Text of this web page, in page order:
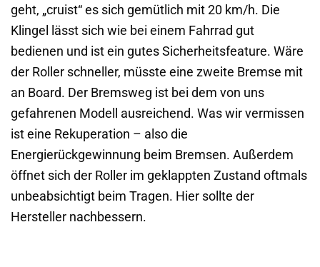
geht, „cruist“ es sich gemütlich mit 20 km/h. Die
Klingel lässt sich wie bei einem Fahrrad gut
bedienen und ist ein gutes Sicherheitsfeature. Wäre
der Roller schneller, müsste eine zweite Bremse mit
an Board. Der Bremsweg ist bei dem von uns
gefahrenen Modell ausreichend. Was wir vermissen
ist eine Rekuperation – also die
Energierückgewinnung beim Bremsen. Außerdem
öffnet sich der Roller im geklappten Zustand oftmals
unbeabsichtigt beim Tragen. Hier sollte der
Hersteller nachbessern.